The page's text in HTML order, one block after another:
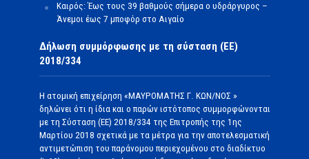
Καιρός: Έως τους 39 βαθμούς σήμερα ο υδράργυρος –
Άνεμοι έως 7 μποφόρ στο Αιγαίο
Δήλωση συμμόρφωσης με τη σύσταση (ΕΕ)
2018/334
Η ατομική επιχείρηση «ΜΑΥΡΟΜΑΤΗΣ Γ. ΚΩΝ/ΝΟΣ »
δηλώνει ότι η ίδια και ο παρών ιστότοπος συμμορφώνονται
με τη Σύσταση (ΕΕ) 2018/334 της Επιτροπής της 1ης
Μαρτίου 2018 σχετικά με τα μέτρα για την αποτελεσματική
αντιμετώπιση του παράνομου περιεχομένου στο διαδίκτυο